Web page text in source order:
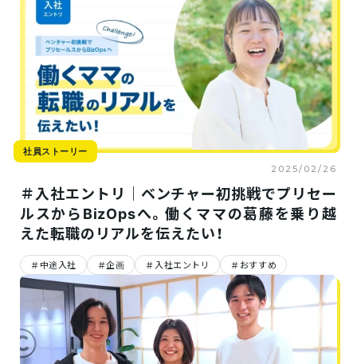
社員ストーリー
2025/08/28
＃入社エントリ｜ユーザー
体験を大切にするものづく
りがしたい！Web広告デザ
イナーから転身した私のリ
アル
社員ストーリー
2025/08/27
＃入社エントリ｜カスタマ
ーサクセスをもっと極めた
い！世界で最もお客様を大
切にする会社でリアルに感
じたこととは？
＃
ド
か
「リ
仕事・チーム
仕事・チーム
2025/09/02
＃新卒先輩座談会｜「ぶっ
ちゃけどうなの？」25新卒
の”今”に迫ってみた
仕事・チーム
2025/09/01
jinjerのVPoT×テックリー
ドが語る、“日本一”を目指す
開発基盤の裏側
「共
社員ストーリー
2025/02/26
＃入社エントリ｜ベンチャー初挑戦でプリセー
ルスからBizOpsへ。働くママの葛藤を乗り越
えた転職のリアルを伝えたい！
中途入社 企画 入社エントリ おすすめ